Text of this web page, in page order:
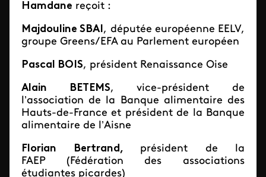
Hamdane reçoit :
Majdouline SBAI, députée européenne EELV,
groupe Greens/EFA au Parlement européen
Pascal BOIS, président Renaissance Oise
Alain BETEMS, vice-président de
l’association de la Banque alimentaire des
Hauts-de-France et président de la Banque
alimentaire de l’Aisne
Florian Bertrand, président de la
FAEP (Fédération des associations
étudiantes picardes)